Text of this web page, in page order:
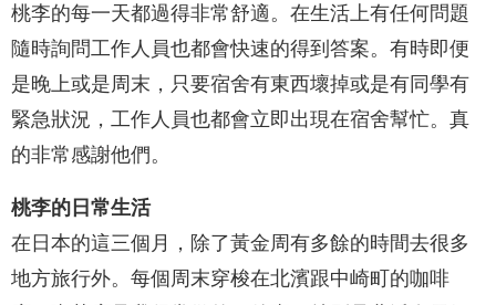
桃李的每一天都過得非常舒適。在生活上有任何問題
隨時詢問工作人員也都會快速的得到答案。有時即便
是晚上或是周末，只要宿舍有東西壞掉或是有同學有
緊急狀況，工作人員也都會立即出現在宿舍幫忙。真
的非常感謝他們。
桃李的日常生活
在日本的這三個月，除了黃金周有多餘的時間去很多
地方旅行外。每個周末穿梭在北濱跟中崎町的咖啡